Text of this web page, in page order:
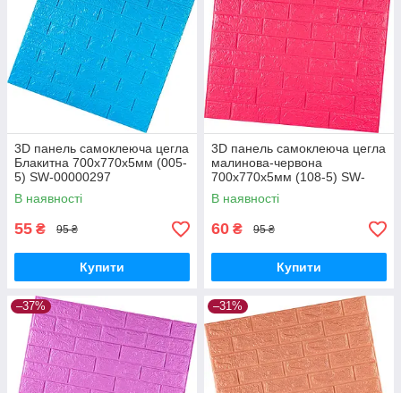
3D панель самоклеюча цегла
Блакитна 700х770х5мм (005-
5) SW-00000297
В наявності
55 ₴ 95 ₴
Купити
3D панель самоклеюча цегла
малинова-червона
700х770х5мм (108-5) SW-
00001364
В наявності
60 ₴ 95 ₴
Купити
–37% –31%